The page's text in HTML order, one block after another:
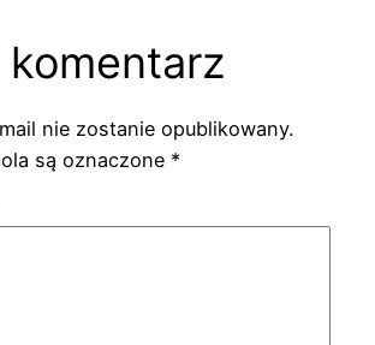
komentarz
nie zostanie opublikowany.
są oznaczone *